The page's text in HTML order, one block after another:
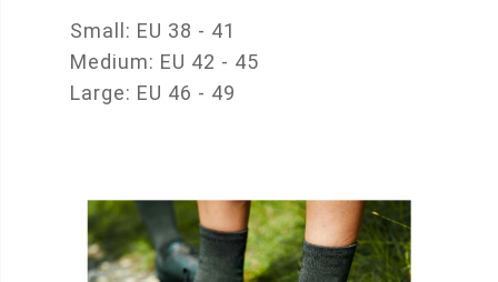
Small: EU 38 - 41
Medium: EU 42 - 45
Large: EU 46 - 49